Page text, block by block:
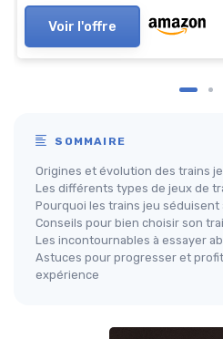
Voir l'offre
SOMMAIRE
Origines et évolution des trains
Les différents types de jeux de
Pourquoi les trains jeu séduisent
Conseils pour bien choisir son
Les incontournables à essayer
Astuces pour progresser et
expérience